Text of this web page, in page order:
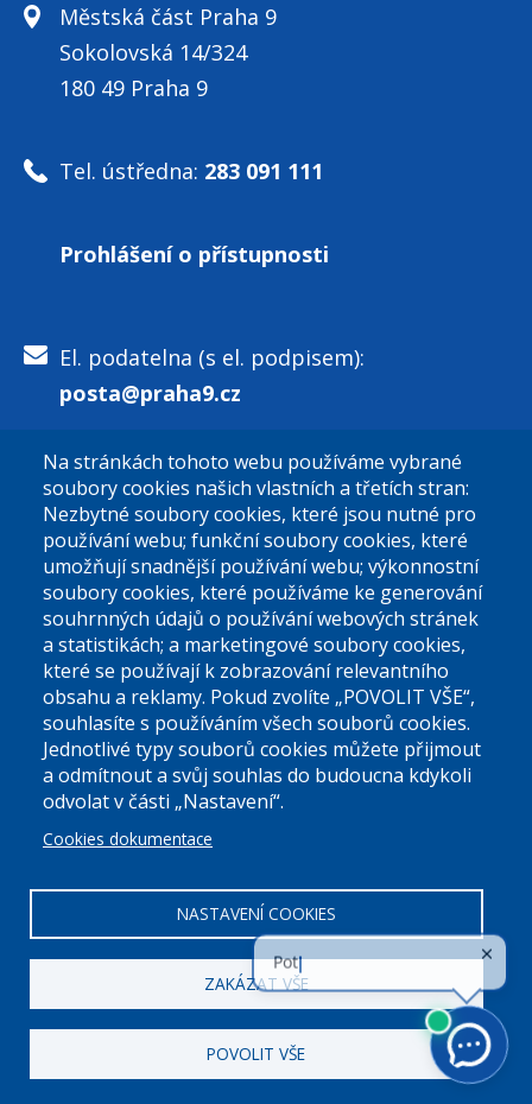
Městská část Praha 9
Sokolovská 14/324
180 49 Praha 9
Tel. ústředna: 283 091 111
Prohlášení o přístupnosti
El. podatelna (s el. podpisem):
posta@praha9.cz
El. podatelna (bez el. podpisu):
podatelna@praha9.cz
Úřední dny:
Po a St: 08.00-12.00; 13.00-18.00
Úřední hodiny
00063894DIČ:CZ00063894
Na stránkách tohoto webu používáme vybrané
soubory cookies našich vlastních a třetích stran:
Nezbytné soubory cookies, které jsou nutné pro
používání webu; funkční soubory cookies, které
umožňují snadnější používání webu; výkonnostní
soubory cookies, které používáme ke generování
souhrnných údajů o používání webových stránek
a statistikách; a marketingové soubory cookies,
které se používají k zobrazování relevantního
obsahu a reklamy. Pokud zvolíte „POVOLIT VŠE“,
souhlasíte s používáním všech souborů cookies.
Jednotlivé typy souborů cookies můžete přijmout
a odmítnout a svůj souhlas do budoucna kdykoli
odvolat v části „Nastavení“.
Cookies dokumentace
NASTAVENÍ COOKIES
ZAKÁZAT VŠE
POVOLIT VŠE